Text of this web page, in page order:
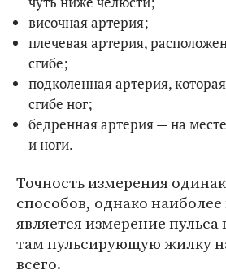
височная артерия;
плечевая артерия,
сгибе;
подколенная артерия,
сгибе ног;
бедренная артерия — на
и ноги.
Точность измерения
способов, однако
является измерение пульса
там пульсирующую жилку
всего.